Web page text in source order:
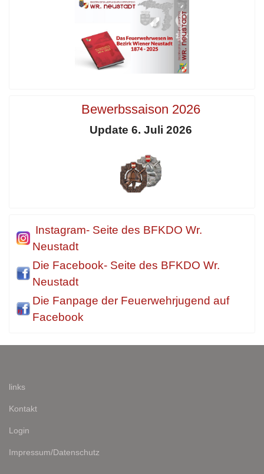
Bewerbssaison 2026
Update 6. Juli 2026
Instagram- Seite des BFKDO Wr.
Neustadt
Die Facebook- Seite des BFKDO Wr.
Neustadt
Die Fanpage der Feuerwehrjugend auf
Facebook
links
Kontakt
Login
Impressum/Datenschutz